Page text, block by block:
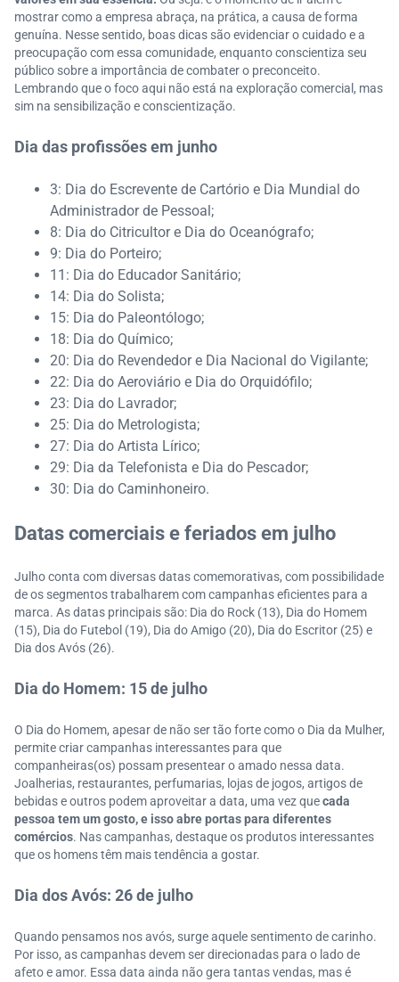
mostrar como a empresa abraça, na prática, a causa de forma
genuína. Nesse sentido, boas dicas são evidenciar o cuidado e a
preocupação com essa comunidade, enquanto conscientiza seu
público sobre a importância de combater o preconceito.
Lembrando que o foco aqui não está na exploração comercial, mas
sim na sensibilização e conscientização.
Dia das profissões em junho
3: Dia do Escrevente de Cartório e Dia Mundial do
Administrador de Pessoal;
8: Dia do Citricultor e Dia do Oceanógrafo;
9: Dia do Porteiro;
11: Dia do Educador Sanitário;
14: Dia do Solista;
15: Dia do Paleontólogo;
18: Dia do Químico;
20: Dia do Revendedor e Dia Nacional do Vigilante;
22: Dia do Aeroviário e Dia do Orquidófilo;
23: Dia do Lavrador;
25: Dia do Metrologista;
27: Dia do Artista Lírico;
29: Dia da Telefonista e Dia do Pescador;
30: Dia do Caminhoneiro.
Datas comerciais e feriados em julho
Julho conta com diversas datas comemorativas, com possibilidade
de os segmentos trabalharem com campanhas eficientes para a
marca. As datas principais são: Dia do Rock (13), Dia do Homem
(15), Dia do Futebol (19), Dia do Amigo (20), Dia do Escritor (25) e
Dia dos Avós (26).
Dia do Homem: 15 de julho
O Dia do Homem, apesar de não ser tão forte como o Dia da Mulher,
permite criar campanhas interessantes para que
companheiras(os) possam presentear o amado nessa data.
Joalherias, restaurantes, perfumarias, lojas de jogos, artigos de
bebidas e outros podem aproveitar a data, uma vez quecada
pessoa tem um gosto, e isso abre portas para diferentes
comércios. Nas campanhas, destaque os produtos interessantes
que os homens têm mais tendência a gostar.
Dia dos Avós: 26 de julho
Quando pensamos nos avós, surge aquele sentimento de carinho.
Por isso, as campanhas devem ser direcionadas para o lado de
afeto e amor. Essa data ainda não gera tantas vendas, mas é